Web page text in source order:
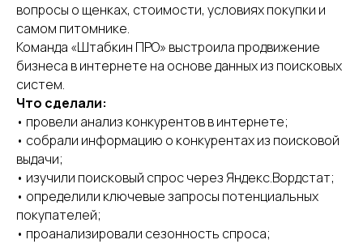
вопросы о щенках, стоимости, условиях покупки и
самом питомнике.
Команда «Штабкин ПРО» выстроила продвижение
бизнеса в интернете на основе данных из поисковых
систем.
Что сделали:
• провели анализ конкурентов в интернете;
• собрали информацию о конкурентах из поисковой
выдачи;
• изучили поисковый спрос через Яндекс.Вордстат;
• определили ключевые запросы потенциальных
покупателей;
• проанализировали сезонность спроса;